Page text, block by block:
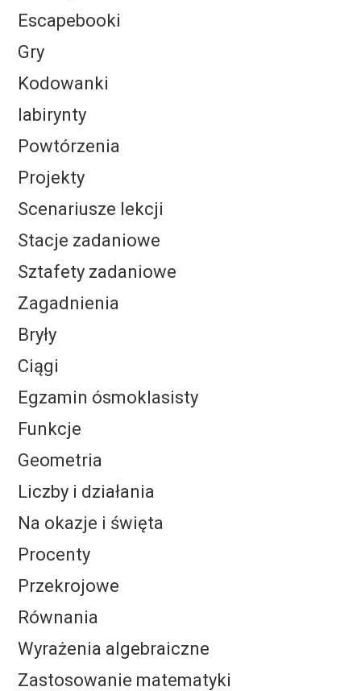
Escapebooki
Gry
Kodowanki
labirynty
Powtórzenia
Projekty
Scenariusze lekcji
Stacje zadaniowe
Sztafety zadaniowe
Zagadnienia
Bryły
Ciągi
Egzamin ósmoklasisty
Funkcje
Geometria
Liczby i działania
Na okazje i święta
Procenty
Przekrojowe
Równania
Wyrażenia algebraiczne
Zastosowanie matematyki